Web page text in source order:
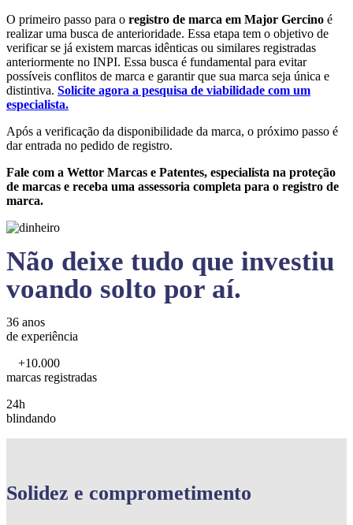
O primeiro passo para o registro de marca em Major Gercino é
realizar uma busca de anterioridade. Essa etapa tem o objetivo de
verificar se já existem marcas idênticas ou similares registradas
anteriormente no INPI. Essa busca é fundamental para evitar
possíveis conflitos de marca e garantir que sua marca seja única e
distintiva. Solicite agora a pesquisa de viabilidade com um
especialista.
Após a verificação da disponibilidade da marca, o próximo passo é
dar entrada no pedido de registro.
Fale com a Wettor Marcas e Patentes, especialista na proteção
de marcas e receba uma assessoria completa para o registro de
marca.
Não deixe tudo que investiu
voando solto por aí.
36 anos
de experiência
+10.000
marcas registradas
24h
blindando
Solidez e comprometimento